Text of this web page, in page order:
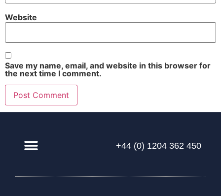
Website
Save my name, email, and website in this browser for
the next time I comment.
+44 (0) 1204 362 450